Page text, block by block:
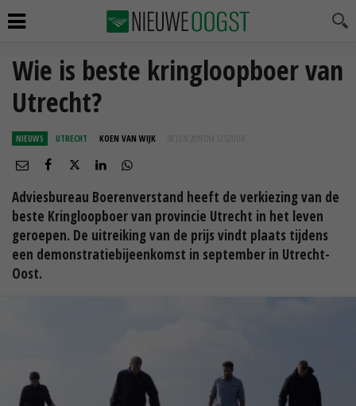
Wie is beste kringloopboer van
Utrecht?
NIEUWS UTRECHT KOEN VAN WIJK 08 JUN 2019 OM 12:52
Adviesbureau Boerenverstand heeft de verkiezing van de
beste Kringloopboer van provincie Utrecht in het leven
geroepen. De uitreiking van de prijs vindt plaats tijdens
een demonstratiebijeenkomst in september in Utrecht-
Oost.